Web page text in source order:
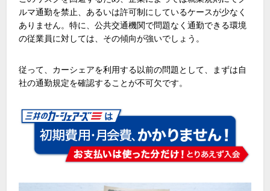
ルマ通勤を禁止、あるいは許可制にしているケースが少なく
ありません。特に、公共交通機関で問題なく通勤できる環境
の従業員に対しては、その傾向が強いでしょう。
従って、カーシェアを利用する以前の問題として、まずは自
社の通勤規定を確認することが不可欠です。